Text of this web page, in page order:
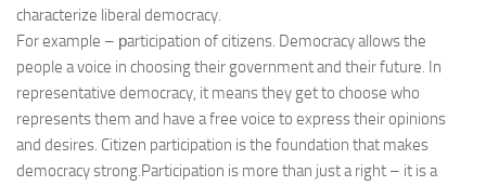
characterize liberal democracy.
For example – рarticipation of citizens. Democracy allows the
people a voice in choosing their government and their future. In
representative democracy, it means they get to choose who
represents them and have a free voice to express their opinions
and desires. Citizen participation is the foundation that makes
democracy strong.Participation is more than just a right – it is a